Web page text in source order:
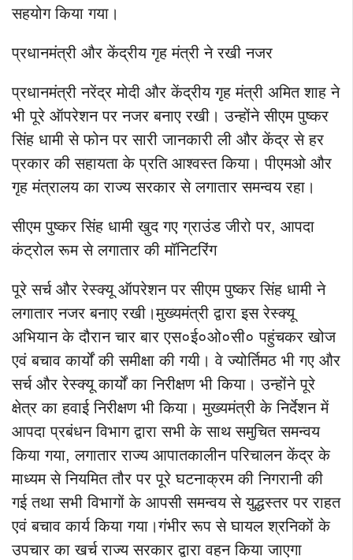
सहयोग किया गया।
प्रधानमंत्री और केंद्रीय गृह मंत्री ने रखी नजर
प्रधानमंत्री नरेंद्र मोदी और केंद्रीय गृह मंत्री अमित शाह ने
भी पूरे ऑपरेशन पर नजर बनाए रखी। उन्होंने सीएम पुष्कर
सिंह धामी से फोन पर सारी जानकारी ली और केंद्र से हर
प्रकार की सहायता के प्रति आश्वस्त किया। पीएमओ और
गृह मंत्रालय का राज्य सरकार से लगातार समन्वय रहा।
सीएम पुष्कर सिंह धामी खुद गए ग्राउंड जीरो पर, आपदा
कंट्रोल रूम से लगातार की मॉनिटरिंग
पूरे सर्च और रेस्क्यू ऑपरेशन पर सीएम पुष्कर सिंह धामी ने
लगातार नजर बनाए रखी।मुख्यमंत्री द्वारा इस रेस्क्यू
अभियान के दौरान चार बार एस०ई०ओ०सी० पहुंचकर खोज
एवं बचाव कार्यों की समीक्षा की गयी। वे ज्योर्तिमठ भी गए और
सर्च और रेस्क्यू कार्यों का निरीक्षण भी किया। उन्होंने पूरे
क्षेत्र का हवाई निरीक्षण भी किया। मुख्यमंत्री के निर्देशन में
आपदा प्रबंधन विभाग द्वारा सभी के साथ समुचित समन्वय
किया गया, लगातार राज्य आपातकालीन परिचालन केंद्र के
माध्यम से नियमित तौर पर पूरे घटनाक्रम की निगरानी की
गई तथा सभी विभागों के आपसी समन्वय से युद्धस्तर पर राहत
एवं बचाव कार्य किया गया।गंभीर रूप से घायल श्रनिकों के
उपचार का खर्च राज्य सरकार द्वारा वहन किया जाएगा